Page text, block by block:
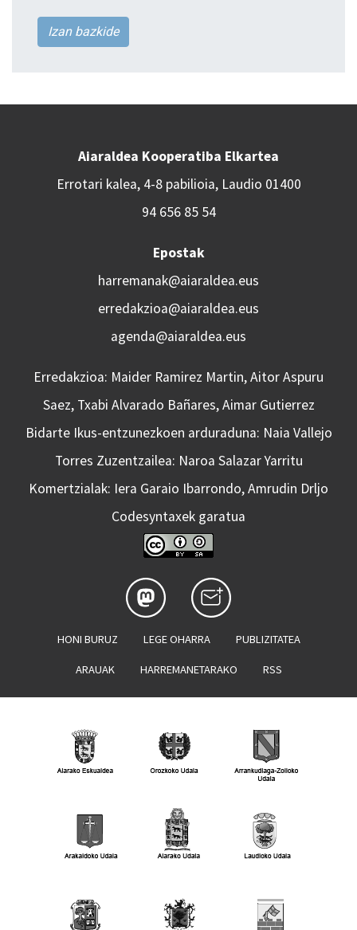
Izan bazkide
Aiaraldea Kooperatiba Elkartea
Errotari kalea, 4-8 pabilioia, Laudio 01400
94 656 85 54
Epostak
harremanak@aiaraldea.eus
erredakzioa@aiaraldea.eus
agenda@aiaraldea.eus
Erredakzioa: Maider Ramirez Martin, Aitor Aspuru
Saez, Txabi Alvarado Bañares, Aimar Gutierrez
Bidarte Ikus-entzunezkoen arduraduna: Naia Vallejo
Torres Zuzentzailea: Naroa Salazar Yarritu
Komertzialak: Iera Garaio Ibarrondo, Amrudin Drljo
Codesyntaxek garatua
HONI BURUZ LEGE OHARRA PUBLIZITATEA
ARAUAK HARREMANETARAKO RSS